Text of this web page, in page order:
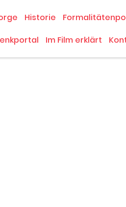
Historie
Im Film erklärt